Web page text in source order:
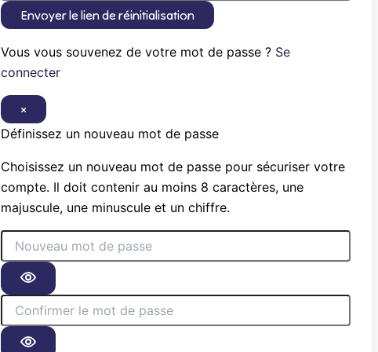
Envoyer le lien de réinitialisation
Vous vous souvenez de votre mot de passe ? Se
connecter
×
Définissez un nouveau mot de passe
Choisissez un nouveau mot de passe pour sécuriser votre
compte. Il doit contenir au moins 8 caractères, une
majuscule, une minuscule et un chiffre.